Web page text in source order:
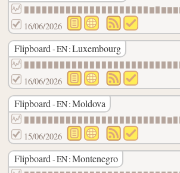
16/06/2026
Flipboard - EN :Luxembourg
16/06/2026
Flipboard - EN :Moldova
15/06/2026
Flipboard - EN :Montenegro